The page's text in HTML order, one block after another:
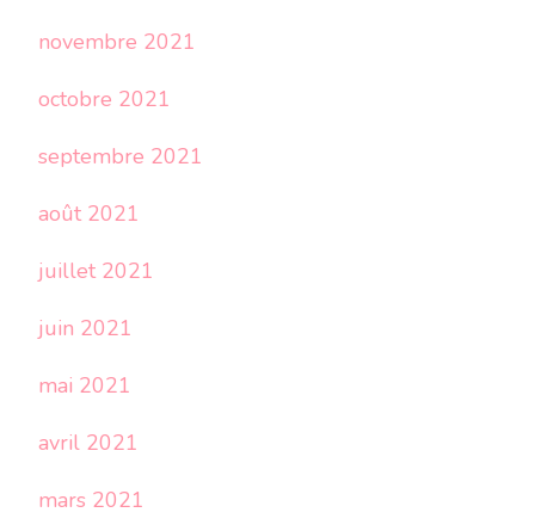
novembre 2021
octobre 2021
septembre 2021
août 2021
juillet 2021
juin 2021
mai 2021
avril 2021
mars 2021